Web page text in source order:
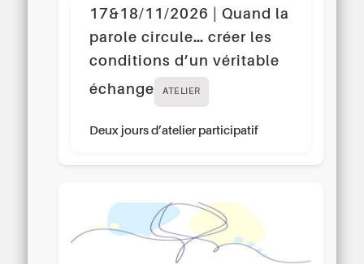
17&18/11/2026 | Quand la
parole circule… créer les
conditions d’un véritable
échange
ATELIER
Deux jours d’atelier participatif